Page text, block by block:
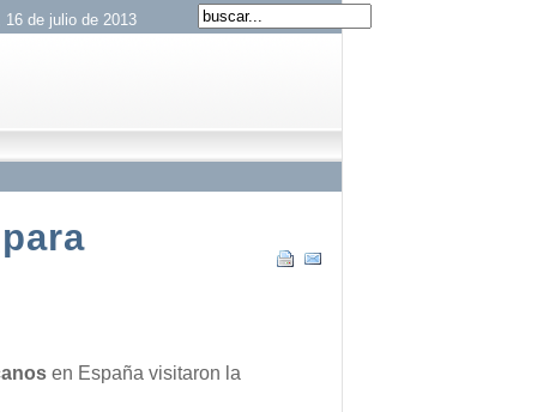
16 de julio de 2013
en España visitaron la